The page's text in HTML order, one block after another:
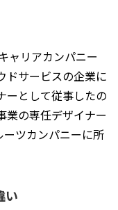
ャリアカンパニー
ドサービスの企業に
ーとして従事したの
業の専任デザイナー
ツカンパニーに所
い